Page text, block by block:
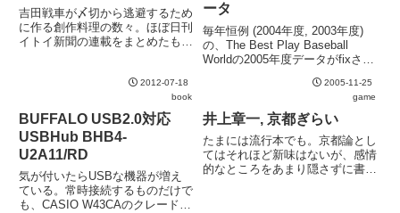
吉田戦車が〆切から逃避するため
に作る創作料理の数々。ほぼ日刊
イトイ新聞の連載をまとめたも
のために描き下ろされたイラスト
やマンガも良い味が出ている。
2012-07-18
book
ータ
毎年恒例 (2004年度, 2003年度)
の、The Best Play Baseball
Worldの2005年度データがfixされ
キップモードで回した印象。相変
わらずよくバランスがとれている
が、パ・リーグ...
2005-11-25
game
BUFFALO USB2.0対応
USBHub BHB4-
U2A11/RD
気が付いたらUSBな機器が増え
ている。常時接続するものだけで
も、CASIO W43CAのクレード
井上章一, 京都ぎらい
たまには流行本でも。京都論とし
てはそれほど新味はないが、感情
的なところをあまり隠さずに書き